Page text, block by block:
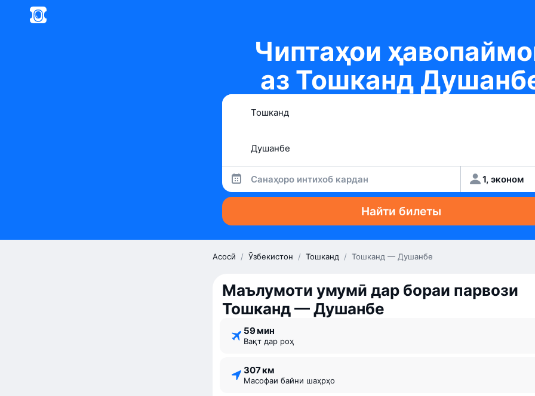
Чиптаҳои
аз Тошканд
Санаҳоро интихоб кардан 1, эконом
Найти билеты
Асосӣ / Ӯзбекистон / Тошканд / Тошканд — Душанбе
Маълумоти умумӣ дар бораи парвози
Тошканд — Душанбе
59 мин
Вақт дар роҳ
307 км
Масофаи байни шаҳрҳо